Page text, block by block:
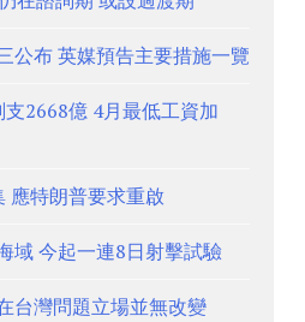
公布 英媒預告主要措施一覽
2668億 4月最低工資加
應特朗普要求重啟
域 今起一連8日射擊試驗
台灣問題立場並無改變